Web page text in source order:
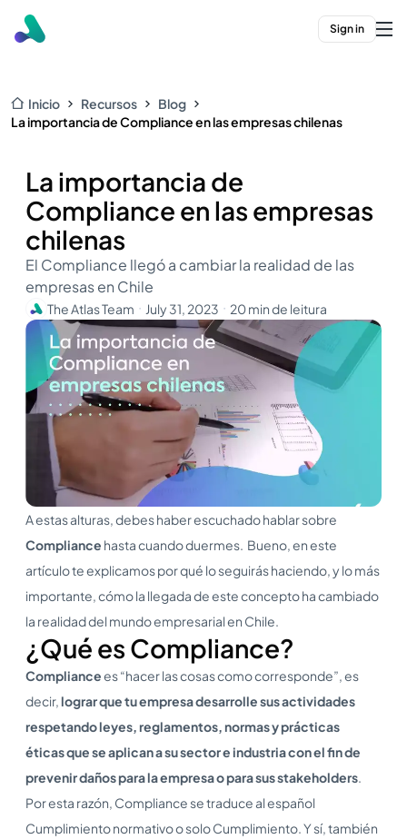
Sign in
Inicio Recursos
Blog
La importancia de Compliance en las empresas chilenas
La importancia de
Compliance en las empresas
chilenas
El Compliance llegó a cambiar la realidad de las
empresas en Chile
The Atlas Team ・ July 31, 2023 ・ 20 min de leitura
A estas alturas, debes haber escuchado hablar sobre
Compliance hasta cuando duermes. Bueno, en este
artículo te explicamos por qué lo seguirás haciendo, y lo más
importante, cómo la llegada de este concepto ha cambiado
la realidad del mundo empresarial en Chile.
¿Qué es Compliance?
Compliancees “hacer las cosas como corresponde”, es
decir,lograr que tu empresa desarrolle sus actividades
respetandoleyes, reglamentos, normas y prácticas
éticas que se aplican a su sector e industria con el fin de
prevenir daños para la empresa o para sus stakeholders.
Por esta razón, Compliance se traduce al español
Cumplimiento normativo o solo Cumplimiento. Y sí, también